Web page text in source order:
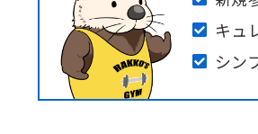
キュ
シン